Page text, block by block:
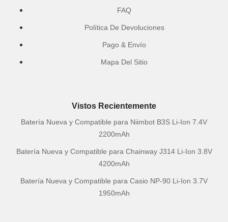
FAQ
Política De Devoluciones
Pago & Envío
Mapa Del Sitio
Vistos Recientemente
Batería Nueva y Compatible para Niimbot B3S Li-Ion 7.4V
2200mAh
Batería Nueva y Compatible para Chainway J314 Li-Ion 3.8V
4200mAh
Batería Nueva y Compatible para Casio NP-90 Li-Ion 3.7V
1950mAh